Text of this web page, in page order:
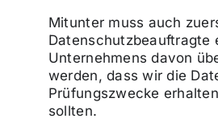
Mitunter muss auch
Datenschutzbeauftragte
Unternehmens davon
werden, dass wir die
Prüfungszwecke
sollten.